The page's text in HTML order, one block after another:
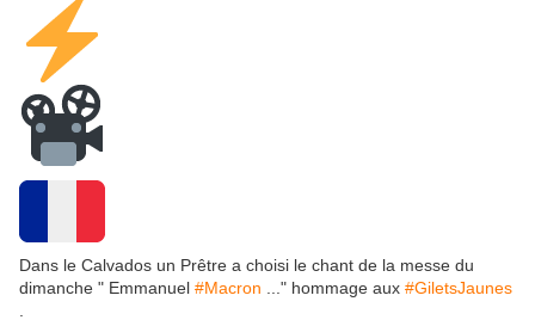
Dans le Calvados un Prêtre a choisi le chant de la messe du
dimanche " Emmanuel #Macron ..." hommage aux #GiletsJaunes